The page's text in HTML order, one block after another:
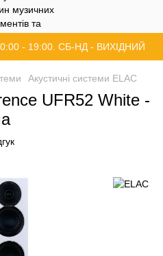
- 19:00. СБ-НД - ВИХІДНИЙ
Акустичні системи ELAC
UFR52 White -